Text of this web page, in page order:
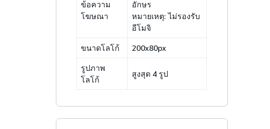
ข้อความ
โฆษณา
อักษร
หมายเหตุ: ไม่รองรับ
อีโมจิ
ขนาดโลโก้ 200x80px
รูปภาพ
โลโก้
สูงสุด 4 รูป